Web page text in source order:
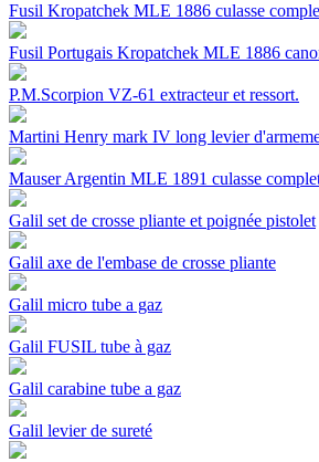
Fusil Kropatchek MLE 1886 culasse
Fusil Portugais Kropatchek MLE 1886
P.M.Scorpion VZ-61 extracteur et ressort.
Martini Henry mark IV long levier
Mauser Argentin MLE 1891 culasse
Galil set de crosse pliante et poignée pistolet
Galil axe de l'embase de crosse pliante
Galil micro tube a gaz
Galil FUSIL tube à gaz
Galil carabine tube a gaz
Galil levier de sureté